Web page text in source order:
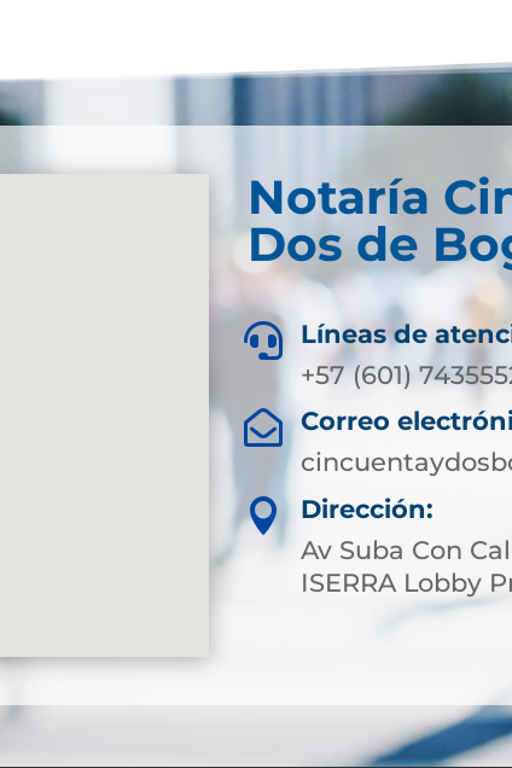
Notaría
Dos de

Líneas de
+57 (601)

Correo

Dirección:
Av Suba Con
ISERRA Lobby